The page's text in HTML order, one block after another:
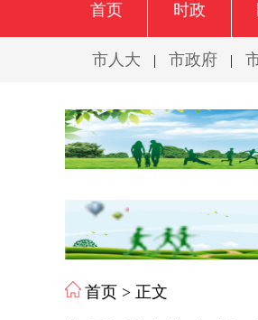
首页 时政
市人大 | 市政府 |
首页 > 正文